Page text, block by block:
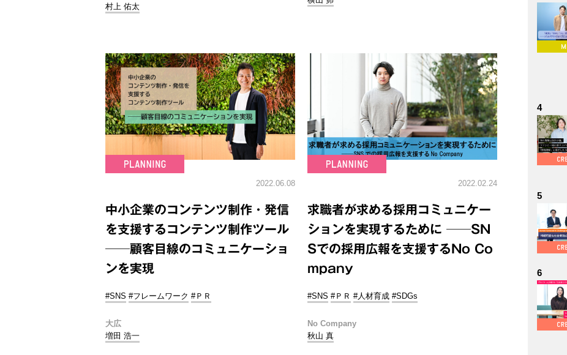
村上 佑太
2022.06.08
中小企業のコンテンツ制作・発信
を支援するコンテンツ制作ツール
──顧客目線のコミュニケーショ
ンを実現
#SNS #フレームワーク #ＰＲ
大広
増田 浩一
2022.02.24
求職者が求める採用コミュニケー
ションを実現するために ──SN
Sでの採用広報を支援するNo Co
mpany
#SNS #ＰＲ #人材育成 #SDGs
No Company
秋山 真
4
5
6